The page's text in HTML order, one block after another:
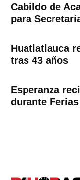
Cabildo de
para
Huatlatlauca
tras 43 años
Esperanza
durante Ferias